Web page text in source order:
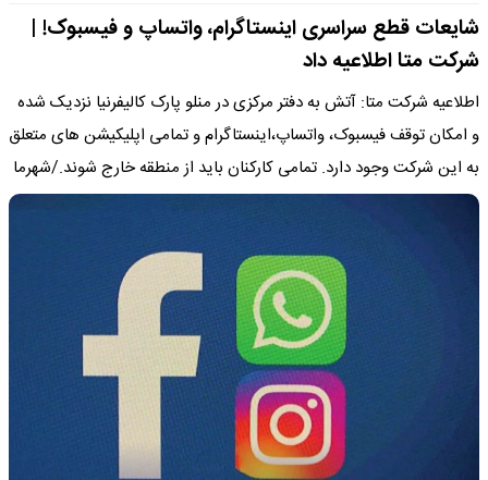
شایعات قطع سراسری اینستاگرام، واتساپ و فیسبوک! |
شرکت متا اطلاعیه داد
اطلاعیه شرکت متا: آتش به دفتر مرکزی در منلو پارک کالیفرنیا نزدیک شده
و امکان توقف فیسبوک، واتساپ،اینستاگرام و تمامی اپلیکیشن های متعلق
به این شرکت وجود دارد. تمامی کارکنان باید از منطقه خارج شوند./شهرما